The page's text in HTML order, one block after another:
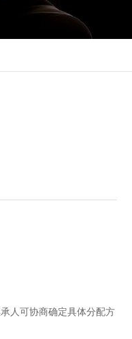
人可协商确定具体分配方